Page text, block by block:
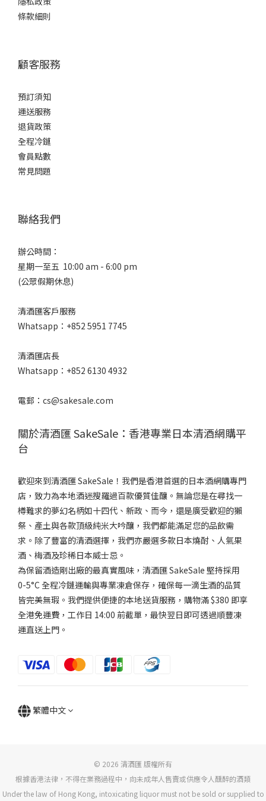
Jyozo
小正釀
條款細則
顧客服務
預訂須知
運送服務
退貨政策
全程冷鏈
會員點數
常見問題
聯絡我們
辦公時間：
星期一至五 10:00 am - 6:00 pm
(公眾假期休息)
清酒匯客戶服務
Whatsapp：+852 5951 7745
清酒匯店長
Whatsapp：+852 6130 4932
電郵：cs@sakesale.com
關於清酒匯 SakeSale：香港專業日本清酒網購平
台
歡迎來到清酒匯 SakeSale！我們是香港首選的日本酒網購專門
店，致力為本地酒迷搜羅過百款優質佳釀。無論您是在尋找一
樽難求的夢幻名柄如十四代、新政、而今，還是廣受歡迎的獺
祭、產土與各款頂級純米大吟釀，我們都能滿足您的品飲需
求。除了豐富的清酒選擇，我們亦嚴選多款日本燒酎、人氣果
酒、梅酒及珍稀日本威士忌。
為保留酒造剛出廠的最真實風味，清酒匯 SakeSale 堅持採用
0-5°C 全程冷鏈運輸與專業凍倉保存，確保每一滴生酒的品質
皆完美無瑕。我們提供便捷的本地送貨服務，購物滿 $380 即享
全港免運費，工作日 14:00 前截單，最快翌日即可透過順豐凍
運直送上門。
繁體中文
© 2026 清酒匯 版權所有
根據香港法律，不得在業務過程中，向未成年人售賣或供應令人醺醉的酒類
Under the law of Hong Kong, intoxicating liquor must not be sold or supplied to